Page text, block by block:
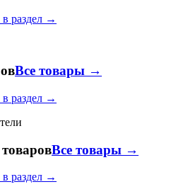
раздел →
Все товары →
раздел →
Все товары →
раздел →